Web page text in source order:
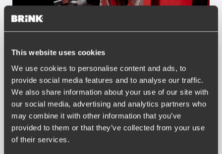
This website uses cookies
We use cookies to personalise content and ads, to
provide social media features and to analyse our traffic.
We also share information about your use of our site with
our social media, advertising and analytics partners who
may combine it with other information that you’ve
provided to them or that they’ve collected from your use
of their services.
Avantages de Brink
Le plus vaste assortiment en France
Attelage spécialement développé pour votre véhicule
Attelages certifies fiable
Installation près de chez vous
Testés dans des conditions extrêmes